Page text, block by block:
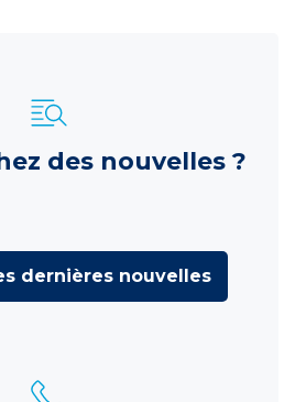
des nouvelles ?
dernières nouvelles